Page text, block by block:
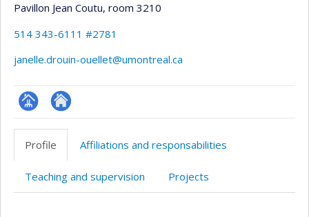
Pavillon Jean Coutu, room 3210
514 343-6111 #2781
janelle.drouin-ouellet@umontreal.ca
Page
professionnelle
Autre
Profile Affiliations and responsabilities
Teaching and supervision Projects